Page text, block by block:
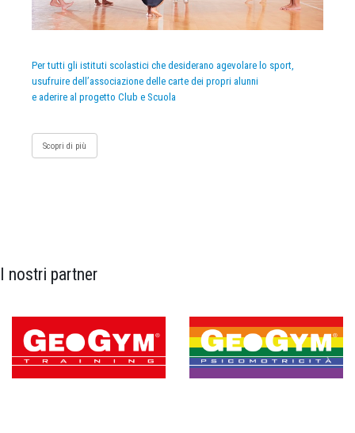
Per tutti gli istituti scolastici che desiderano agevolare lo sport,
usufruire dell’associazione delle carte dei propri alunni
e aderire al progetto Club e Scuola
Scopri di più
I nostri partner